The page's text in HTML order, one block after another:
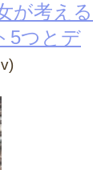
が考える
5つとデ